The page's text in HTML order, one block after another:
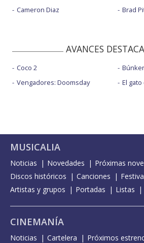
Cameron Diaz
Brad
AVANCES
Coco 2
Vengadores: Doomsday
Búnker
El
MUSICALIA
Noticias Novedades
Próximas
Discos históricos
Canciones
Artistas y grupos
Portadas Listas
CINEMANÍA
Noticias Cartelera Próximos